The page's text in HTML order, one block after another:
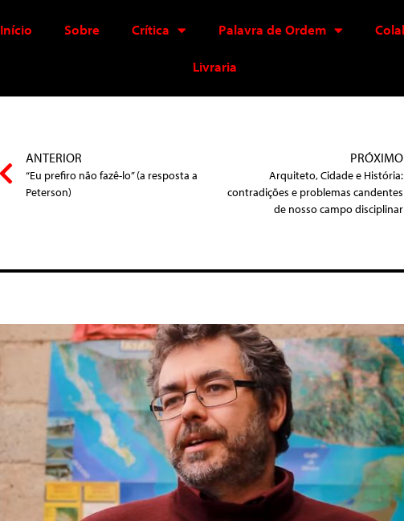
Início Sobre Crítica Palavra de Ordem
Livraria
ANTERIOR
“Eu prefiro não fazê-lo” (a resposta a
Peterson)
PRÓXIMO
Arquiteto, Cidade e História:
contradições e problemas candentes
de nosso campo disciplinar